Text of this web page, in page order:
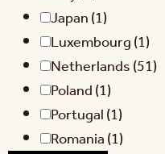
Japan(1)
Luxembourg(1)
Netherlands(51)
Poland(1)
Portugal(1)
Romania(1)